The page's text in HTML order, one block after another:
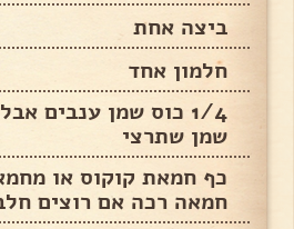
ביצה אחת
חלמון אחד
1/4 כוס שמן ענבים
שמן שתרצי
כף חמאת קוקוס או
חמאה רכה אם רוצים